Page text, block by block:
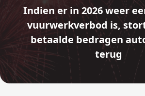
Indien er in 2026 weer
vuurwerkverbod is,
betaalde bedragen
terug